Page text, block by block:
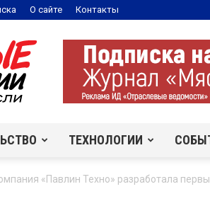
О сайте Контакты
ТЕХНОЛОГИИ
«Павлин Техно» разработала